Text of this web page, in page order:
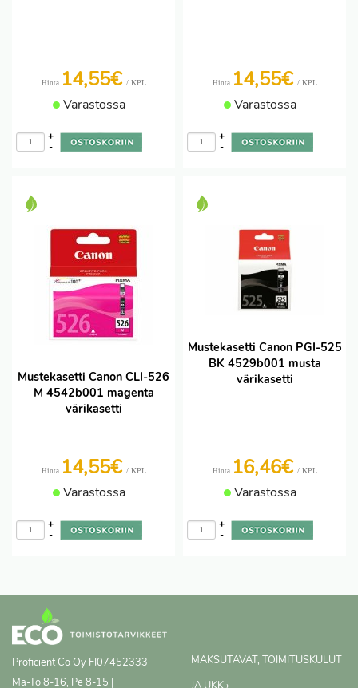
Hinta 14,55€ / KPL
Varastossa
-
+
Hinta 14,55€ / KPL
Varastossa
-
+
Mustekasetti Canon CLI-526
M 4542b001 magenta
värikasetti
Hinta 14,55€ / KPL
Varastossa
-
+
Mustekasetti Canon PGI-525
BK 4529b001 musta
värikasetti
Hinta 16,46€ / KPL
Varastossa
-
+
Proficient Co Oy FI07452333
Ma-To 8-16, Pe 8-15 |
MAKSUTAVAT, TOIMITUSKULUT